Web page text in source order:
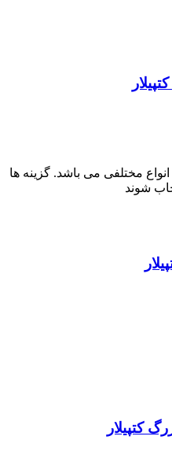
مختلفی می باشد. گزینه ها
شوند